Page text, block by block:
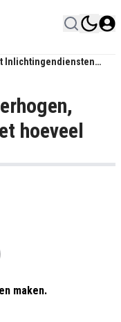
Inlichtingendiensten
Zegt Met Hoeveel
hoeveel
maken.